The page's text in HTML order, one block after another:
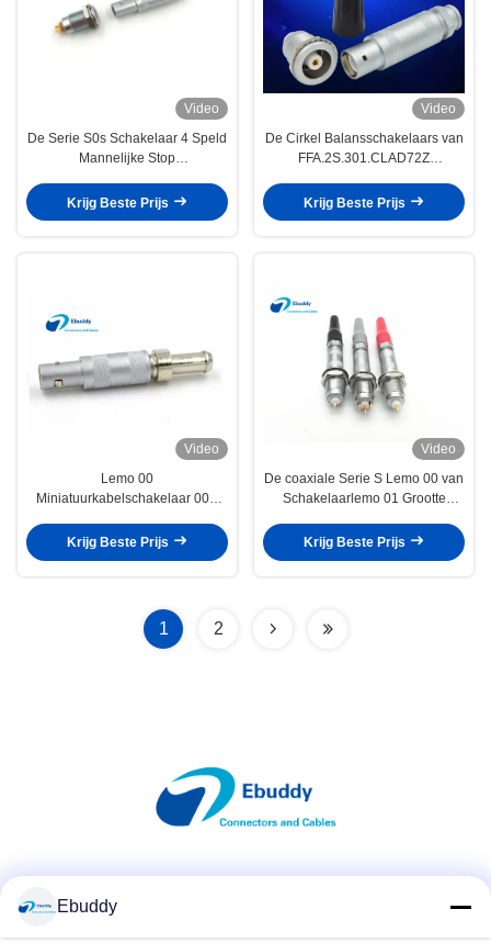
Video
De Serie S0s Schakelaar 4 Speld
Mannelijke Stop
de Lemo Alternatieve Halve
Maan
Krijg Beste Prijs
Video
De Cirkel Balansschakelaars van
FFA.2S.301.CLAD72Z
Krijg Beste Prijs
Video
Lemo 00
Miniatuurkabelschakelaar 00S
Maatregeleninstrumenten
Krijg Beste Prijs
Video
De coaxiale Serie S Lemo 00 van
Schakelaarlemo 01 Grootte
met Grondspeld
Krijg Beste Prijs
1 2
Ebuddy